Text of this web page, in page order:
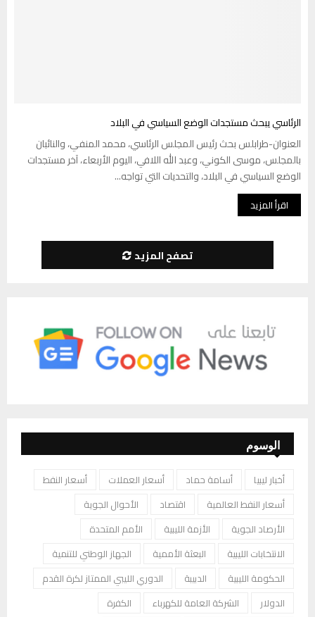
الرئاسي يبحث مستجدات الوضع السياسي في البلاد
العنوان-طرابلس بحث رئيس المجلس الرئاسي، محمد المنفي، والنائبان
بالمجلس، موسى الكوني، وعبد الله اللافي، اليوم الأربعاء، آخر مستجدات
الوضع السياسي في البلاد، والتحديات التي تواجه...
اقرأ المزيد
تصفح المزيد
الوسوم
أخبار ليبيا أسامة حماد أسعار العملات
أسعار النفط
أسعار النفط العالمية
اقتصاد
الأحوال الجوية
الأرصاد الجوية
الأزمة الليبية
الأمم المتحدة
الانتخابات الليبية
البعثة الأممية
الجهاز الوطني للتنمية
الحكومة الليبية
الدبيبة
الدوري الليبي الممتاز لكرة القدم
الدولار
الشركة العامة للكهرباء
الكفرة